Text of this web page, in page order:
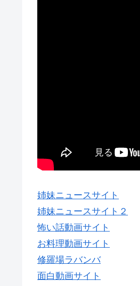
姉妹ニュースサイト
姉妹ニュースサイト２
怖い話動画サイト
お料理動画サイト
修羅場ラバンバ
面白動画サイト